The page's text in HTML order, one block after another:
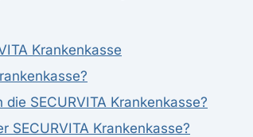
Krankenkasse
SECURVITA Krankenkasse?
SECURVITA Krankenkasse?